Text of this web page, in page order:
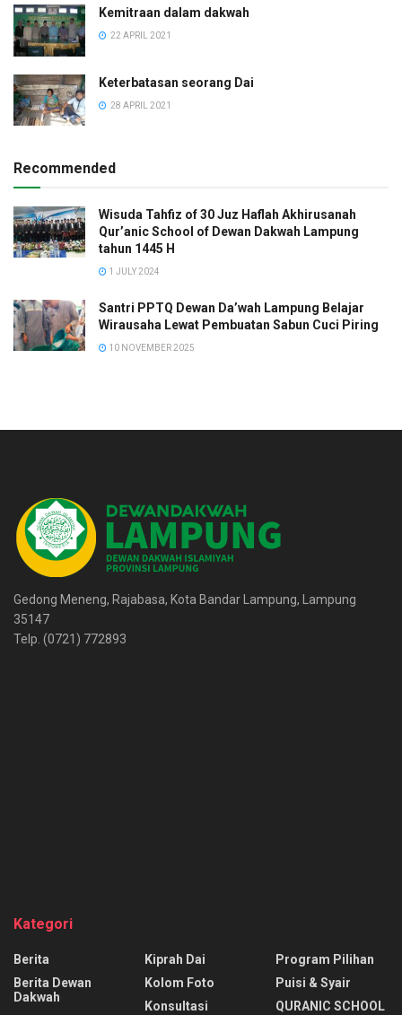
Kemitraan dalam dakwah
22 APRIL 2021
Keterbatasan seorang Dai
28 APRIL 2021
Recommended
Wisuda Tahfiz of 30 Juz Haflah Akhirusanah
Qur’anic School of Dewan Dakwah Lampung
tahun 1445 H
1 JULY 2024
Santri PPTQ Dewan Da’wah Lampung Belajar
Wirausaha Lewat Pembuatan Sabun Cuci Piring
10 NOVEMBER 2025
Gedong Meneng, Rajabasa, Kota Bandar Lampung, Lampung
35147
Telp. (0721) 772893
Kategori
Berita
Berita Dewan
Dakwah
Kiprah Dai
Kolom Foto
Konsultasi
Program Pilihan
Puisi & Syair
QURANIC SCHOOL